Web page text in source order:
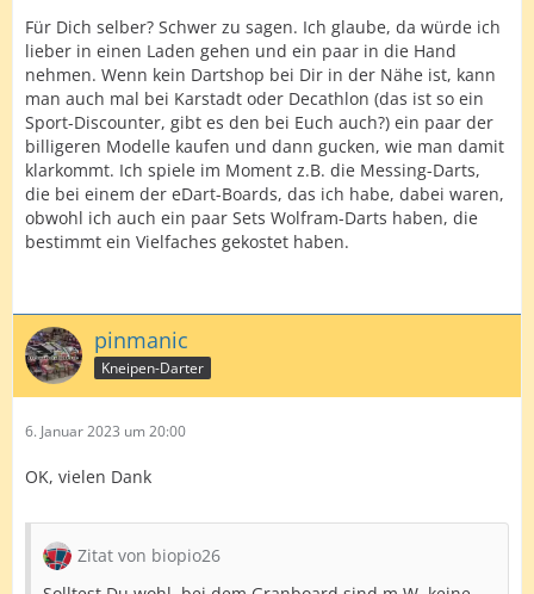
Für Dich selber? Schwer zu sagen. Ich glaube, da würde ich
lieber in einen Laden gehen und ein paar in die Hand
nehmen. Wenn kein Dartshop bei Dir in der Nähe ist, kann
man auch mal bei Karstadt oder Decathlon (das ist so ein
Sport-Discounter, gibt es den bei Euch auch?) ein paar der
billigeren Modelle kaufen und dann gucken, wie man damit
klarkommt. Ich spiele im Moment z.B. die Messing-Darts,
die bei einem der eDart-Boards, das ich habe, dabei waren,
obwohl ich auch ein paar Sets Wolfram-Darts haben, die
bestimmt ein Vielfaches gekostet haben.
pinmanic
Kneipen-Darter
6. Januar 2023 um 20:00
OK, vielen Dank
Zitat von biopio26